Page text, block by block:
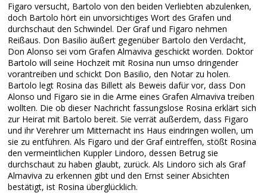
Figaro versucht, Bartolo von den beiden Verliebten abzulenken,
doch Bartolo hört ein unvorsichtiges Wort des Grafen und
durchschaut den Schwindel. Der Graf und Figaro nehmen
Reißaus. Don Basilio äußert gegenüber Bartolo den Verdacht,
Don Alonso sei vom Grafen Almaviva geschickt worden. Doktor
Bartolo will seine Hochzeit mit Rosina nun umso dringender
vorantreiben und schickt Don Basilio, den Notar zu holen.
Bartolo legt Rosina das Billett als Beweis dafür vor, dass Don
Alonso und Figaro sie in die Arme eines Grafen Almaviva treiben
wollten. Die ob dieser Nachricht fassungslose Rosina erklärt sich
zur Heirat mit Bartolo bereit. Sie verrät außerdem, dass Figaro
und ihr Verehrer um Mitternacht ins Haus eindringen wollen, um
sie zu entführen. Als Figaro und der Graf eintreffen, stößt Rosina
den vermeintlichen Kuppler Lindoro, dessen Betrug sie
durchschaut zu haben glaubt, zurück. Als Lindoro sich als Graf
Almaviva zu erkennen gibt und den Ernst seiner Absichten
bestätigt, ist Rosina überglücklich.